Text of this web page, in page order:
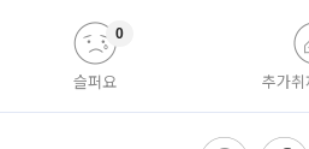
슬퍼요
0
추가